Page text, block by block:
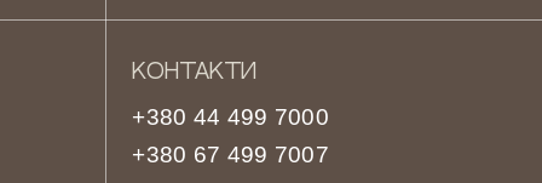
КОНТАКТИ
+380 44 499 7000
+380 67 499 7007